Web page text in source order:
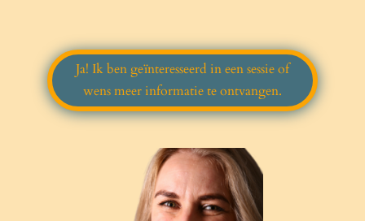
Ja! Ik ben geïnteresseerd in een sessie of
wens meer informatie te ontvangen.